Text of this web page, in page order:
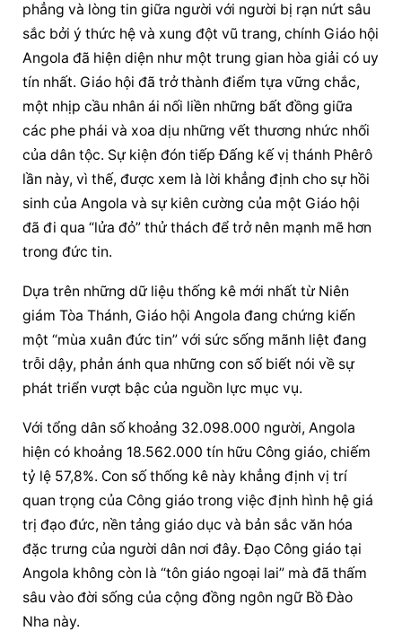
phẳng và lòng tin giữa người với người bị rạn nứt sâu
sắc bởi ý thức hệ và xung đột vũ trang, chính Giáo hội
Angola đã hiện diện như một trung gian hòa giải có uy
tín nhất. Giáo hội đã trở thành điểm tựa vững chắc,
một nhịp cầu nhân ái nối liền những bất đồng giữa
các phe phái và xoa dịu những vết thương nhức nhối
của dân tộc. Sự kiện đón tiếp Đấng kế vị thánh Phêrô
lần này, vì thế, được xem là lời khẳng định cho sự hồi
sinh của Angola và sự kiên cường của một Giáo hội
đã đi qua “lửa đỏ” thử thách để trở nên mạnh mẽ hơn
trong đức tin.
Dựa trên những dữ liệu thống kê mới nhất từ Niên
giám Tòa Thánh, Giáo hội Angola đang chứng kiến
một “mùa xuân đức tin” với sức sống mãnh liệt đang
trỗi dậy, phản ánh qua những con số biết nói về sự
phát triển vượt bậc của nguồn lực mục vụ.
Với tổng dân số khoảng 32.098.000 người, Angola
hiện có khoảng 18.562.000 tín hữu Công giáo, chiếm
tỷ lệ 57,8%. Con số thống kê này khẳng định vị trí
quan trọng của Công giáo trong việc định hình hệ giá
trị đạo đức, nền tảng giáo dục và bản sắc văn hóa
đặc trưng của người dân nơi đây. Đạo Công giáo tại
Angola không còn là “tôn giáo ngoại lai” mà đã thấm
sâu vào đời sống của cộng đồng ngôn ngữ Bồ Đào
Nha này.